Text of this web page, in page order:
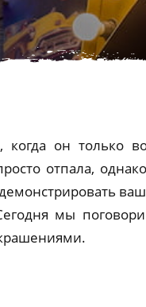
когда он только
отпала,
мы